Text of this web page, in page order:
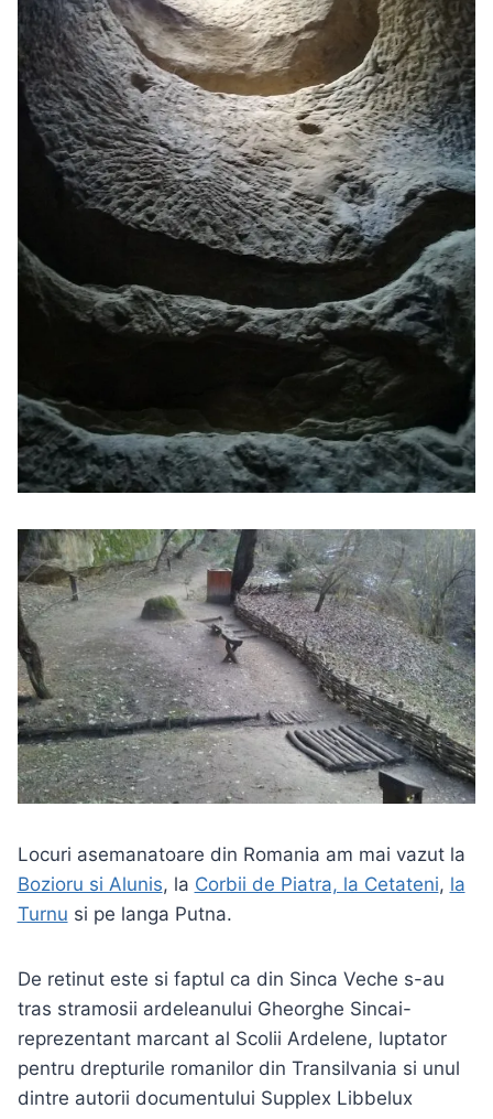
Locuri asemanatoare din Romania am mai vazut la
Bozioru si Alunis, la Corbii de Piatra, la Cetateni, la
Turnu si pe langa Putna.
De retinut este si faptul ca din Sinca Veche s-au
tras stramosii ardeleanului Gheorghe Sincai-
reprezentant marcant al Scolii Ardelene, luptator
pentru drepturile romanilor din Transilvania si unul
dintre autorii documentului Supplex Libbelux